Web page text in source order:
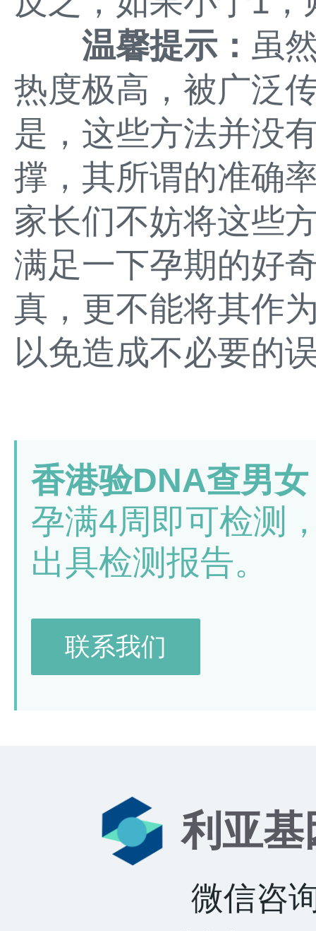
温馨提示： 虽
热度极高，被广泛
是，这些方法并没
撑，其所谓的准确
家长们不妨将这些
满足一下孕期的好
真，更不能将其作
以免造成不必要的
香港验DNA查男
孕满4周即可检测
出具检测报告。
联系我们
利亚基
微信咨